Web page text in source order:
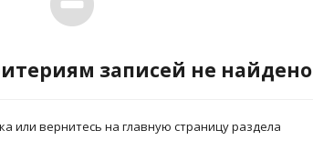
записей не найдено
или вернитесь на главную страницу раздела